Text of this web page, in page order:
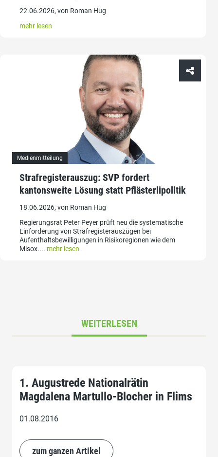
22.06.2026, von Roman Hug
mehr lesen
Medienmitteilung
Strafregisterauszug: SVP fordert
kantonsweite Lösung statt Pflästerlipolitik
18.06.2026, von Roman Hug
Regierungsrat Peter Peyer prüft neu die systematische
Einforderung von Strafregisterauszügen bei
Aufenthaltsbewilligungen in Risikoregionen wie dem
Misox.... mehr lesen
WEITERLESEN
1. Augustrede Nationalrätin
Magdalena Martullo-Blocher in Flims
01.08.2016
zum ganzen Artikel